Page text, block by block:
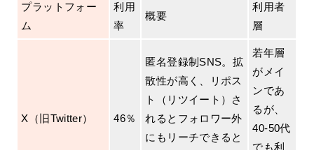
プラットフォー
ム
利用
率
概要
利用者
層
X（旧Twitter） 46％
匿名登録制SNS。拡
散性が高く、リポス
ト（リツイート）さ
れるとフォロワー外
にもリーチできると
若年層
がメイ
ンであ
るが、
40-50代
でも利